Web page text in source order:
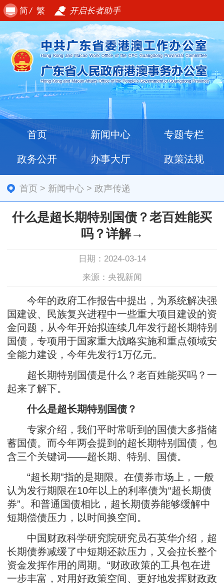
简/ 繁 开启长者助手
首页 新闻中心 专题专栏
政务公开 办事大厅 政策法规
首页 > 新闻中心 >政声传递
什么是超长期特别国债？老百姓能买
吗？详解→
日期：2024-03-14
来源：央视新闻
今年的政府工作报告中提出，为系统解决强
国建设、民族复兴进程中一些重大项目建设的资
金问题，从今年开始拟连续几年发行超长期特别
国债，专项用于国家重大战略实施和重点领域安
全能力建设，今年先发行1万亿元。
超长期特别国债是什么？老百姓能买吗？一
起来了解下。
什么是超长期特别国债？
专家介绍，我们平时常听到的国债大多指储
蓄国债。而今年两会提到的超长期特别国债，包
含三个关键词——超长期、特别、国债。
“超长期”指的是期限。在债券市场上，一般
认为发行期限在10年以上的利率债为“超长期债
券”。和普通国债相比，超长期债券能够缓解中
短期偿债压力，以时间换空间。
中国财政科学研究院研究员石英华介绍，超
长期债券减缓了中短期还款压力，又会拉长整个
资金发挥作用的周期。“财政政策的工具包在进
一步丰富，对用好政策空间、更好地发挥财政政